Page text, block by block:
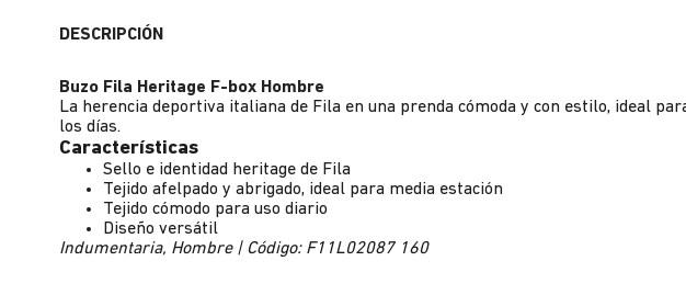
DESCRIPCIÓN
Buzo Fila Heritage F-box Hombre
La herencia deportiva italiana de Fila en una prenda cómoda y con estilo, ideal
los días.
Características
Sello e identidad heritage de Fila
Tejido afelpado y abrigado, ideal para media estación
Tejido cómodo para uso diario
Diseño versátil
Indumentaria, Hombre | Código: F11L02087 160